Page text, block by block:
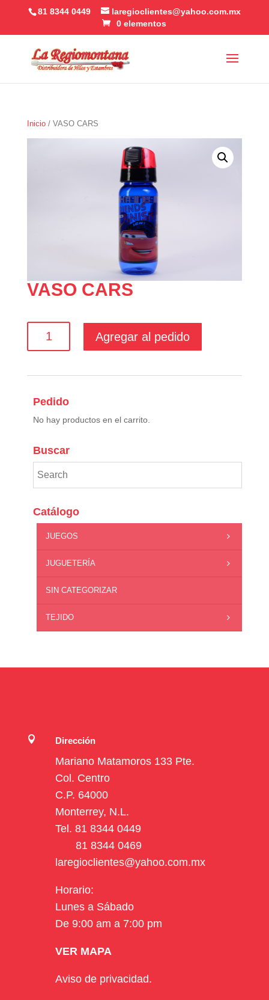
81 8344 0449
laregioclientes@yahoo.com.mx
0 elementos
Inicio/ VASO CARS
VASO CARS
CARS
Agregar al pedido
Pedido
No hay productos en el carrito.
Buscar
Catálogo
JUEGOS
JUGUETERÍA
SIN CATEGORIZAR
TEJIDO
 Dirección
Mariano Matamoros 133 Pte.
Col. Centro
C.P. 64000
Monterrey, N.L.
Tel. 81 8344 0449
81 8344 0469
laregioclientes@yahoo.com.mx
Horario:
Lunes a Sábado
De 9:00 am a 7:00 pm
VER MAPA
Aviso de privacidad.